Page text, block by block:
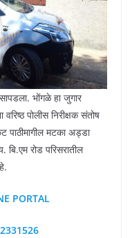
भोंगळे हा जुगार
पोलीस निरीक्षक संतोष
पाठीमागील मटका अड्डा
रोड परिसरातील
PORTAL